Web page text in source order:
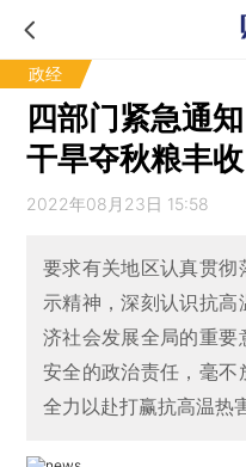
政经
四部门紧急通
干旱夺秋粮丰收
2022年08月23日 15:58
要求有关地区认真贯
示精神，深刻认识抗
济社会发展全局的重
安全的政治责任，毫不
全力以赴打赢抗高温热